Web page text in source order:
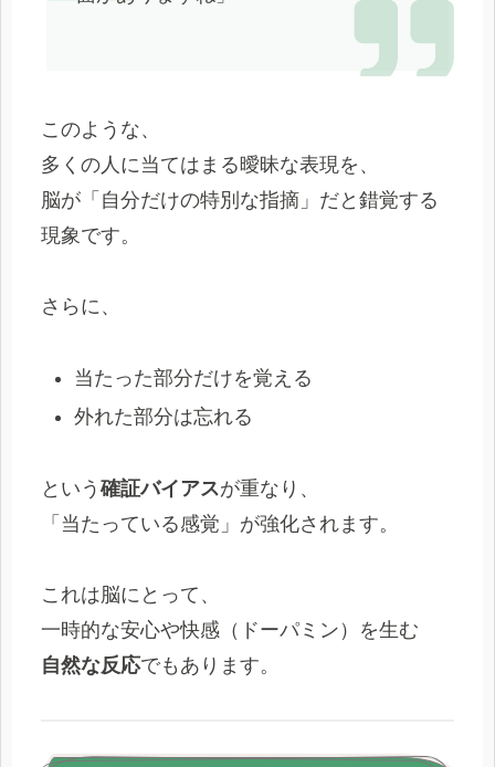
このような、
多くの人に当てはまる曖昧な表現を、
脳が「自分だけの特別な指摘」だと錯覚する
現象です。
さらに、
当たった部分だけを覚える
外れた部分は忘れる
という 確証バイアスが重なり、
「当たっている感覚」が強化されます。
これは脳にとって、
一時的な安心や快感（ドーパミン）を生む
自然な反応でもあります。